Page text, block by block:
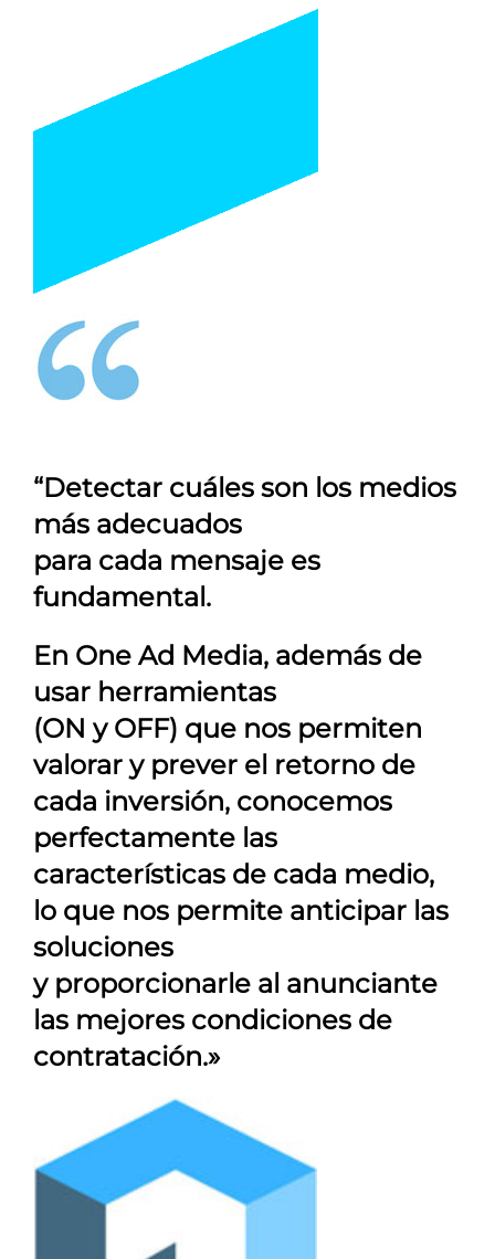
“Detectar cuáles son los medios
más adecuados
para cada mensaje es
fundamental.
En One Ad Media, además de
usar herramientas
(ON y OFF) que nos permiten
valorar y prever el retorno de
cada inversión, conocemos
perfectamente las
características de cada medio,
lo que nos permite anticipar las
soluciones
y proporcionarle al anunciante
las mejores condiciones de
contratación.»